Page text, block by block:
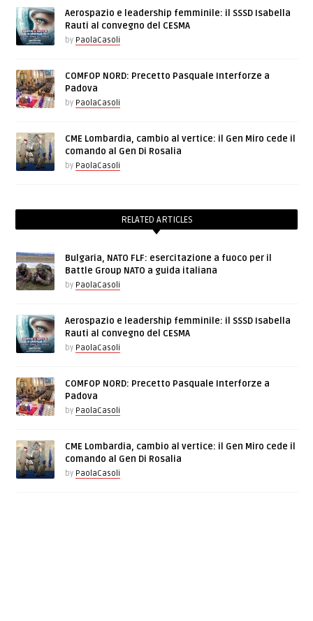
Aerospazio e leadership femminile: il SSSD Isabella
Rauti al convegno del CESMA
by PaolaCasoli
COMFOP NORD: Precetto Pasquale Interforze a
Padova
by PaolaCasoli
CME Lombardia, cambio al vertice: il Gen Miro cede il
comando al Gen Di Rosalia
by PaolaCasoli
RELATED ARTICLES
Bulgaria, NATO FLF: esercitazione a fuoco per il
Battle Group NATO a guida italiana
by PaolaCasoli
Aerospazio e leadership femminile: il SSSD Isabella
Rauti al convegno del CESMA
by PaolaCasoli
COMFOP NORD: Precetto Pasquale Interforze a
Padova
by PaolaCasoli
CME Lombardia, cambio al vertice: il Gen Miro cede il
comando al Gen Di Rosalia
by PaolaCasoli